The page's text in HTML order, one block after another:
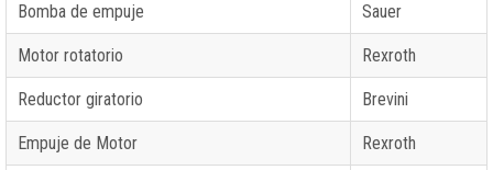
Bomba de empuje Sauer
Motor rotatorio Rexroth
Reductor giratorio Brevini
Empuje de Motor Rexroth